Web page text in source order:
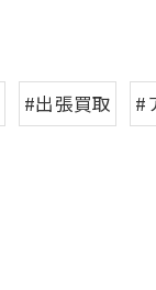
#出張買取 #